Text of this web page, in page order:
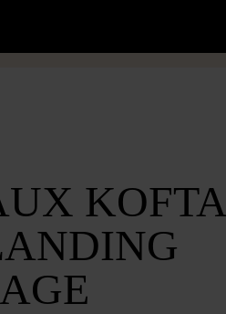
KOFTA